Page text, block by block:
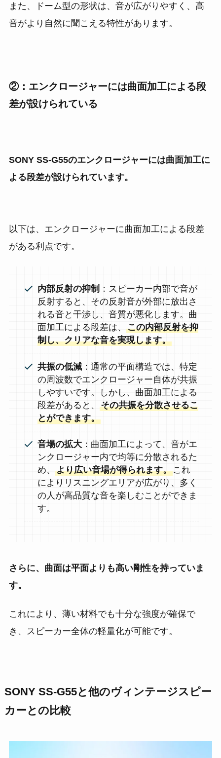
また、ドーム型の形状は、音が広がりやすく、高
音がより自然に聞こえる特性があります。
②：エンクロージャーには曲面加工による段
差が設けられている
SONY SS-G55のエンクロージャーには曲面加工に
よる段差が設けられています。
以下は、エンクロージャーに曲面加工による段差
がある利点です。
内部反射の抑制 ：スピーカー内部で音が
反射すると、その反射音が外部に放出さ
れる音と干渉し、音質が悪化します。曲
面加工による段差は、この内部反射を抑
制し、クリアな音を実現します。
共振の低減 ：通常の平面構造では、特定
の周波数でエンクロージャー自体が共振
しやすいです。しかし、曲面加工による
段差があると、その共振を分散させるこ
とができます。
音場の拡大 ：曲面加工によって、音がエ
ンクロージャー内で均等に分散されるた
め、より広い音場が得られます。これ
によりリスニングエリアが広がり、多く
の人が高品質な音を楽しむことができま
す。
さらに、曲面は平面よりも高い剛性を持っていま
す。
これにより、薄い材料でも十分な強度が確保で
き、スピーカー全体の軽量化が可能です。
SONY SS-G55と他のヴィンテージスピー
カーとの比較